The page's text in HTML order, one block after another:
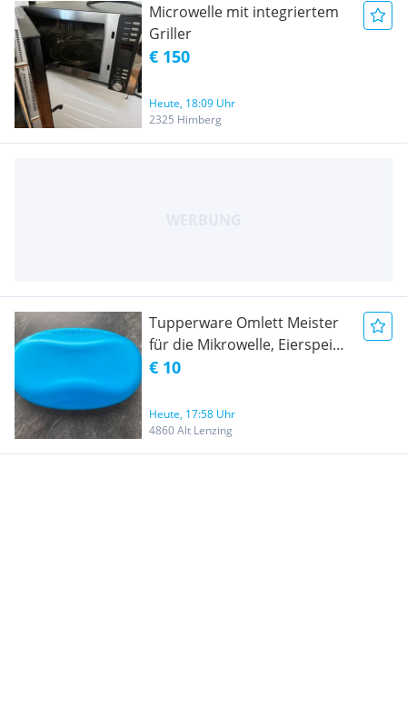
Microwelle mit integriertem
Griller
€ 150
Heute, 18:09 Uhr
2325 Himberg
Tupperware Omlett Meister
für die Mikrowelle, Eierspeis
Neu
€ 10
Heute, 17:58 Uhr
4860 Alt Lenzing